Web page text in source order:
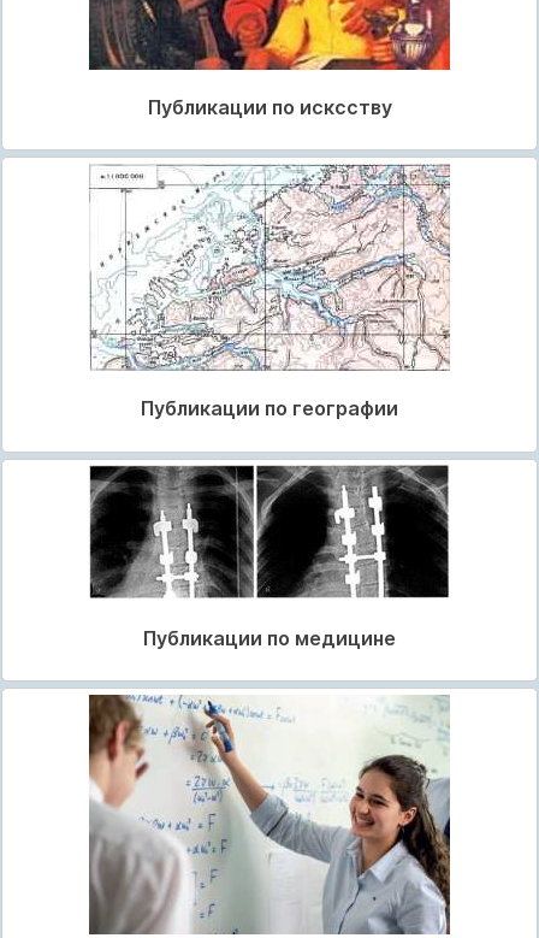
Публикации по исксству
Публикации по географии
Публикации по медицине